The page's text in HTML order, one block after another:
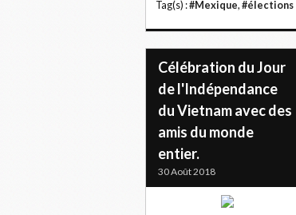
Tag(s) :#Mexique, #élections
Célébration du Jour
de l'Indépendance
du Vietnam avec des
amis du monde
entier.
30 Août 2018